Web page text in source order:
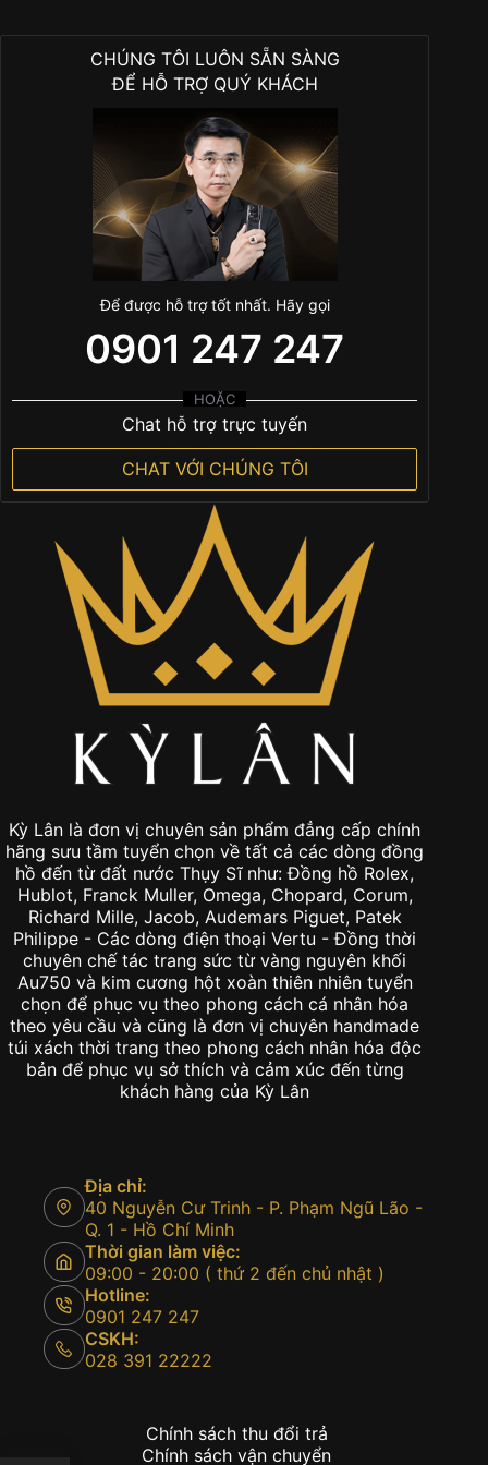
CHÚNG TÔI LUÔN SẴN SÀNG
ĐỂ HỖ TRỢ QUÝ KHÁCH
Để được hỗ trợ tốt nhất. Hãy gọi
0901 247 247
HOẶC
Chat hỗ trợ trực tuyến
CHAT VỚI CHÚNG TÔI
Kỳ Lân là đơn vị chuyên sản phẩm đẳng cấp chính
hãng sưu tầm tuyển chọn về tất cả các dòng đồng
hồ đến từ đất nước Thụy Sĩ như: Đồng hồ Rolex,
Hublot, Franck Muller, Omega, Chopard, Corum,
Richard Mille, Jacob, Audemars Piguet, Patek
Philippe - Các dòng điện thoại Vertu - Đồng thời
chuyên chế tác trang sức từ vàng nguyên khối
Au750 và kim cương hột xoàn thiên nhiên tuyển
chọn để phục vụ theo phong cách cá nhân hóa
theo yêu cầu và cũng là đơn vị chuyên handmade
túi xách thời trang theo phong cách nhân hóa độc
bản để phục vụ sở thích và cảm xúc đến từng
khách hàng của Kỳ Lân
Địa chỉ:
40 Nguyễn Cư Trinh - P. Phạm Ngũ Lão -
Q. 1 - Hồ Chí Minh
Thời gian làm việc:
09:00 - 20:00 ( thứ 2 đến chủ nhật )
Hotline:
0901 247 247
CSKH:
028 391 22222
Chính sách thu đổi trả
Chính sách vận chuyển